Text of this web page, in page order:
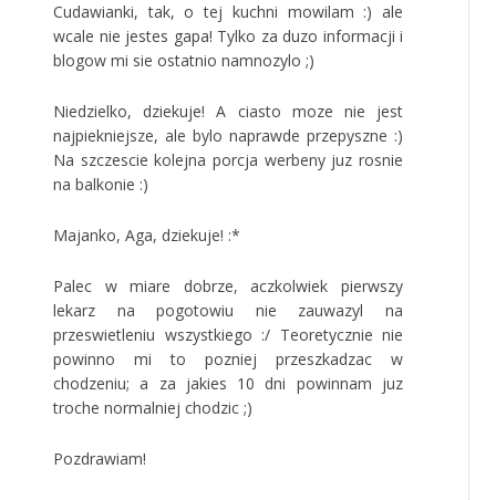
Cudawianki, tak, o tej kuchni mowilam :) ale
wcale nie jestes gapa! Tylko za duzo informacji i
blogow mi sie ostatnio namnozylo ;)
Niedzielko, dziekuje! A ciasto moze nie jest
najpiekniejsze, ale bylo naprawde przepyszne :)
Na szczescie kolejna porcja werbeny juz rosnie
na balkonie :)
Majanko, Aga, dziekuje! :*
Palec w miare dobrze, aczkolwiek pierwszy
lekarz na pogotowiu nie zauwazyl na
przeswietleniu wszystkiego :/ Teoretycznie nie
powinno mi to pozniej przeszkadzac w
chodzeniu; a za jakies 10 dni powinnam juz
troche normalniej chodzic ;)
Pozdrawiam!